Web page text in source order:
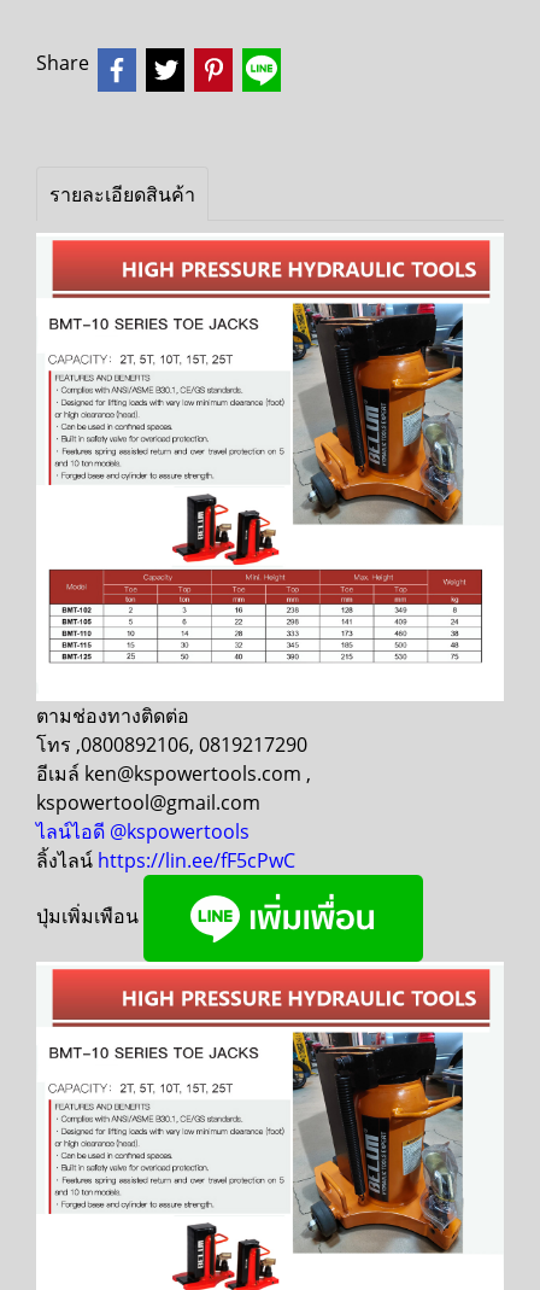
Share
รายละเอียดสินค้า
ตามช่องทางติดต่อ
โทร ,0800892106, 0819217290
อีเมล์ ken@kspowertools.com ,
kspowertool@gmail.com
ไลน์ไอดี @kspowertools
ลิ้งไลน์ https://lin.ee/fF5cPwC
ปุ่มเพิ่มเพือน